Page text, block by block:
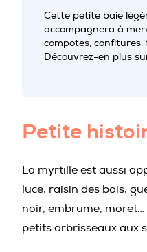
Cette petite baie
accompagnera à
compotes,
Découvrez-en plus
Petite
La myrtille est aussi
luce, raisin des bois,
noir, embrume, moret…
petits arbrisseaux aux